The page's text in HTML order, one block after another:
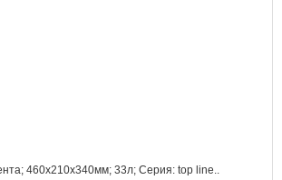
460x210x340мм; 33л; Серия: top line..